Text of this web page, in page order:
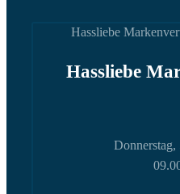
Hassliebe